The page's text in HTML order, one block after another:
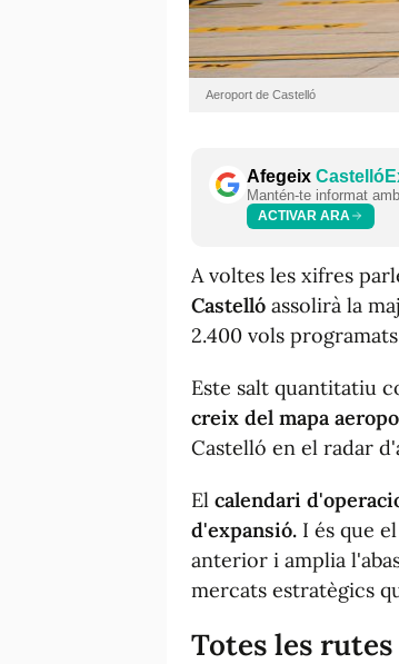
Aeroport de Castelló
Afegeix
Mantén-te informat
ACTIVAR ARA
A voltes les xifres
Castelló assolirà la
2.400 vols
Este salt quantitatiu
creix del mapa
Castelló en el radar
El calendari
d'expansió. I és que
anterior i amplia
mercats estratègics
Totes les